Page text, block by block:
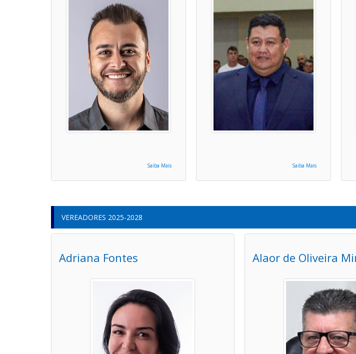
Saiba Mais Saiba Mais
VEREADORES 2025-2028
Adriana Fontes Alaor de Oliveira